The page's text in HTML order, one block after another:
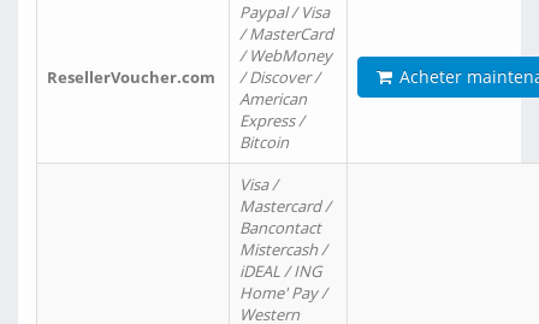
ResellerVoucher.com
Paypal / Visa
/ MasterCard
/ WebMoney
/ Discover /
American
Express /
Bitcoin
Acheter
Visa /
Mastercard /
Bancontact
Mistercash /
iDEAL / ING
Home' Pay /
Western